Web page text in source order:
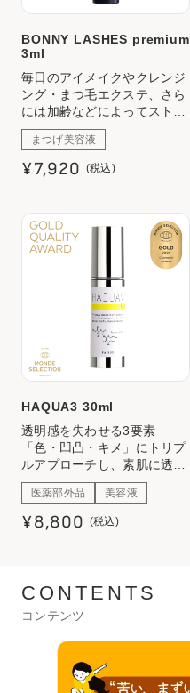
BONNY LASHES premium
3ml
毎日のアイメイクやクレンジ
ング・まつ毛エクステ、さら
には加齢などによってストレ
スやダメージを感じてしまっ
たまつ毛を優しくケア。
まつげ美容液
¥7,920 (税込)
HAQUA3 30ml
透明感を失わせる3要素
「色・凹凸・キメ」にトリプ
ルアプローチし、素肌に透明
感を取り戻す新発想の美白(*)
美容液。
(*)メラニンの生成を抑え、シ
ミ・そばかすを防ぐ
医薬部外品 美容液
¥8,800 (税込)
CONTENTS
コンテンツ